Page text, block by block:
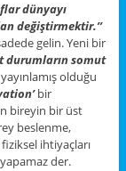
dünyayı
değiştirmektir.’’
gelin. Yeni bir
durumların somut
olduğu
bir
bireyin bir üst
beslenme,
ihtiyaçları
der.